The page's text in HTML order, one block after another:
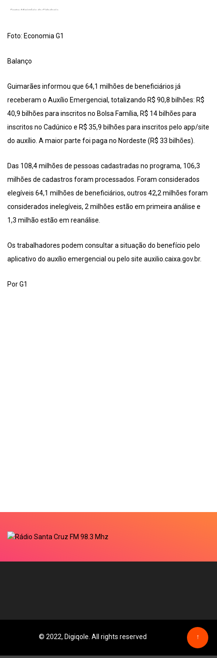
Foto: Economia G1
Balanço
Guimarães informou que 64,1 milhões de beneficiários já
receberam o Auxílio Emergencial, totalizando R$ 90,8 bilhões: R$
40,9 bilhões para inscritos no Bolsa Família, R$ 14 bilhões para
inscritos no Cadúnico e R$ 35,9 bilhões para inscritos pelo app/site
do auxílio. A maior parte foi paga no Nordeste (R$ 33 bilhões).
Das 108,4 milhões de pessoas cadastradas no programa, 106,3
milhões de cadastros foram processados. Foram considerados
elegíveis 64,1 milhões de beneficiários, outros 42,2 milhões foram
considerados inelegíveis, 2 milhões estão em primeira análise e
1,3 milhão estão em reanálise.
Os trabalhadores podem consultar a situação do benefício pelo
aplicativo do auxílio emergencial ou pelo site auxilio.caixa.gov.br.
Por G1
© 2022, Digiqole. All rights reserved ↑